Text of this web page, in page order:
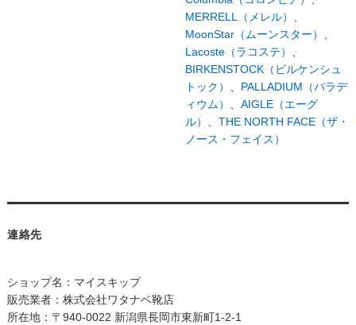
MERRELL（メレル）、
MoonStar（ムーンスター） 、
Lacoste（ラコステ） 、
BIRKENSTOCK（ビルケンシュ
トック） 、 PALLADIUM（パラデ
ィウム） 、 AIGLE（エーグ
ル） 、 THE NORTH FACE（ザ・
ノース・フェイス）
連絡先
ショップ名：マイスキップ
販売業者：株式会社ワタナベ靴店
所在地：〒940-0022 新潟県長岡市東新町1-2-1